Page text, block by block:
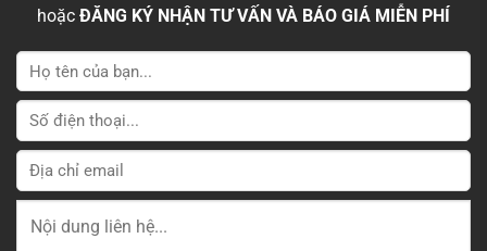
hoặc ĐĂNG KÝ NHẬN TƯ VẤN VÀ BÁO GIÁ MIỄN PHÍ